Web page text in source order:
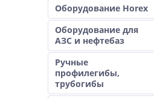
Оборудование Horex
Оборудование для
АЗС и нефтебаз
Ручные
профилегибы,
трубогибы